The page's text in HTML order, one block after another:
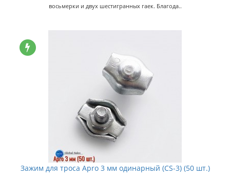
восьмерки и двух шестигранных гаек. Благода..
Зажим для троса Apro 3 мм одинарный (CS-3) (50 шт.)